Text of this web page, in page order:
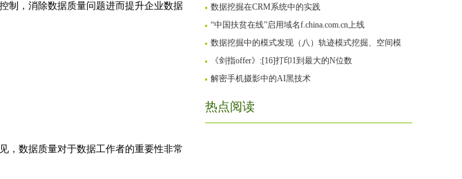
制，消除数据质量问题进而提升企业数据
，数据质量对于数据工作者的重要性非常
数据挖掘在CRM系统中的实践
“中国扶贫在线”启用域名f.china.com.cn上线
数据挖掘中的模式发现（八）轨迹模式挖掘、空间模
《剑指offer》:[16]打印1到最大的N位数
解密手机摄影中的AI黑技术
热点阅读